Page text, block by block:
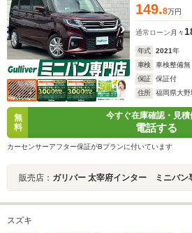
149.8万円
通常ローン 月々
年式 2021年
車検
車検整備無
保証
保証付
住所
福岡県大野
無
料
今すぐ在庫確認・見積
電話する
カーセンサーアフター保証がBプランに付いています
販売店： ガリバー 太宰府インター ミニバン
スズキ